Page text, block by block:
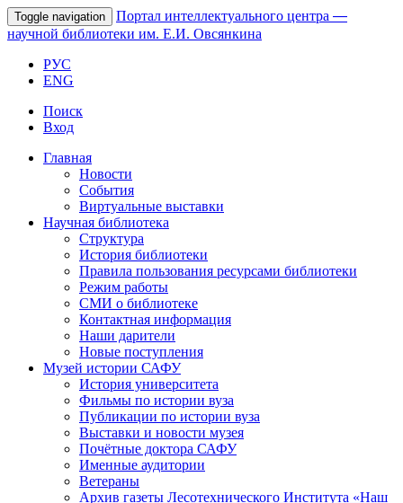
Toggle navigation Портал интеллектуального центра —
научной библиотеки им. Е.И. Овсянкина
РУС
ENG
Поиск
Вход
Главная
Новости
События
Виртуальные выставки
Научная библиотека
Структура
История библиотеки
Правила пользования ресурсами библиотеки
Режим работы
СМИ о библиотеке
Контактная информация
Наши дарители
Новые поступления
Музей истории САФУ
История университета
Фильмы по истории вуза
Публикации по истории вуза
Выставки и новости музея
Почётные доктора САФУ
Именные аудитории
Ветераны
Архив газеты Лесотехнического Института «Наш